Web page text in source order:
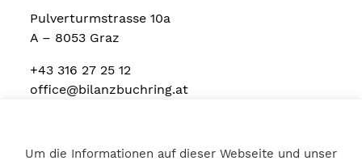
Pulverturmstrasse 10a
A – 8053 Graz
+43 316 27 25 12
office@bilanzbuchring.at
Um die Informationen auf dieser Webseite und unser